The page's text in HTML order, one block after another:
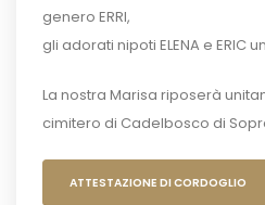
genero ERRI,
gli adorati nipoti ELENA e ERIC
La nostra Marisa riposerà
cimitero di Cadelbosco di
ATTESTAZIONE DI CORDOGLIO